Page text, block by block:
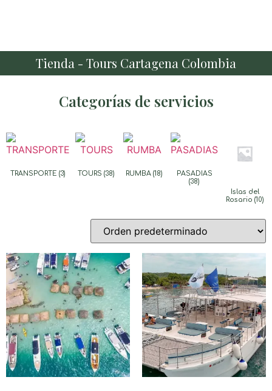
Tienda - Tours Cartagena Colombia
Categorías de servicios
TRANSPORTE (3) TOURS(38) RUMBA (18)
PASADIAS
(38)
Islas del
Rosario (10)